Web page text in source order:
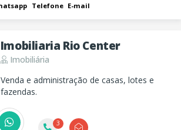
Telefone E-mail
Imobiliaria Rio Center
Imobiliária
Venda e administração de casas, lotes e
fazendas.
3